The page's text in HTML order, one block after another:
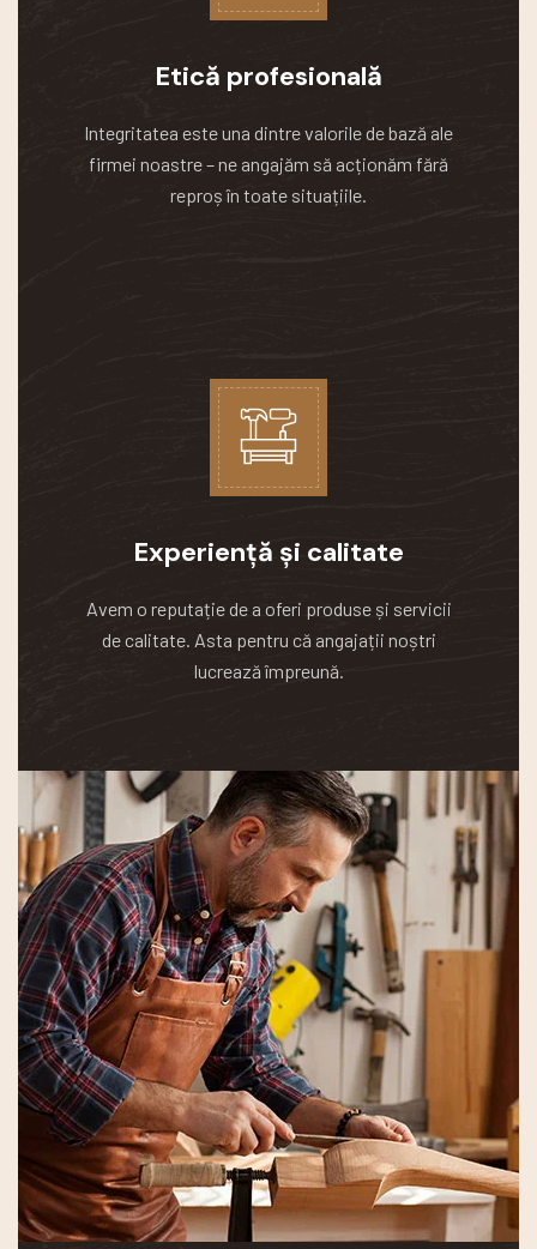
Etică profesională
Integritatea este una dintre valorile de bază ale
firmei noastre – ne angajăm să acționăm fără
reproș în toate situațiile.
Experiență și calitate
Avem o reputație de a oferi produse și servicii
de calitate. Asta pentru că angajații noștri
lucrează împreună.